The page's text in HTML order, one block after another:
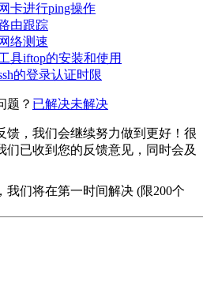
卡进行ping操作
由跟踪
络测速
具iftop的安装和使用
的登录认证时限
题？ 已解决未解决
，我们会继续努力做到更好！ 很
们已收到您的反馈意见，同时会及
们将在第一时间解决 (限200个